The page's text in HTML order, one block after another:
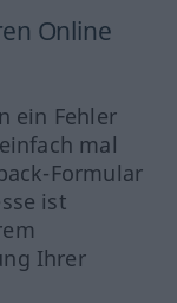
Online
ein Fehler
mal
Formular
ist
Ihrer